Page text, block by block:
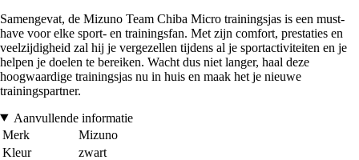
Samengevat, de Mizuno Team Chiba Micro trainingsjas is een must-
have voor elke sport- en trainingsfan. Met zijn comfort, prestaties en
veelzijdigheid zal hij je vergezellen tijdens al je sportactiviteiten en je
helpen je doelen te bereiken. Wacht dus niet langer, haal deze
hoogwaardige trainingsjas nu in huis en maak het je nieuwe
trainingspartner.
Aanvullende informatie
Merk
Mizuno
Kleur
zwart